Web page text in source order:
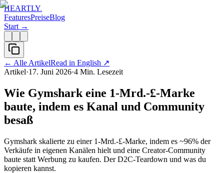
HEARTLY.
FeaturesPreiseBlog
Start →
← Alle ArtikelRead in English ↗
Artikel·17. Juni 2026·4 Min. Lesezeit
Wie Gymshark eine 1-Mrd.-£-Marke
baute, indem es Kanal und Community
besaß
Gymshark skalierte zu einer 1-Mrd.-£-Marke, indem es ~96% der
Verkäufe in eigenen Kanälen hielt und eine Creator-Community
baute statt Werbung zu kaufen. Der D2C-Teardown und was du
kopieren kannst.